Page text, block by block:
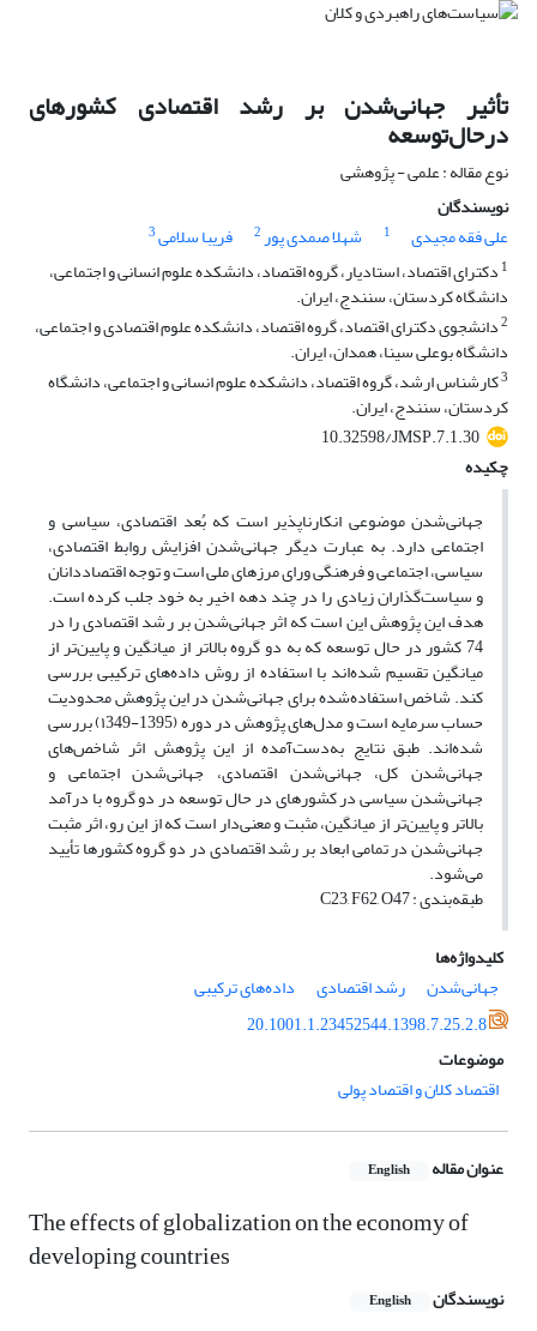
تأثیر جهانی‌شدن بر رشد اقتصادی کشورهای
درحال‌توسعه
نوع مقاله : علمی - پژوهشی
نویسندگان
علی فقه مجیدی
1 شهلا صمدی پور2 فریبا سلامی3
1 دکترای اقتصاد، استادیار، گروه اقتصاد، دانشکده علوم انسانی و اجتماعی،
دانشگاه کردستان، سنندج، ایران.
2دانشجوی دکترای اقتصاد، گروه اقتصاد، دانشکده علوم اقتصادی و اجتماعی،
دانشگاه بوعلی سینا، همدان، ایران.
3کارشناس ارشد، گروه اقتصاد، دانشکده علوم انسانی و اجتماعی، دانشگاه
کردستان، سنندج، ایران.
10.32598/JMSP.7.1.30
چکیده
جهانی‌شدن موضوعی انکارناپذیر است که بُعد اقتصادی، سیاسی و
اجتماعی دارد. به عبارت دیگر جهانی‌شدن افزایش روابط اقتصادی،
سیاسی، اجتماعی و فرهنگی ورای مرزهای ملی است و توجه اقتصاددانان
و سیاست‌گذاران زیادی را در چند دهه اخیر به خود جلب کرده است.
هدف این پژوهش این است که اثر جهانی‌شدن بر رشد اقتصادی را در
74 کشور در حال توسعه که به دو گروه بالاتر از میانگین و پایین‌تر از
میانگین تقسیم شده‌اند با استفاده از روش داده‌های ترکیبی بررسی
کند. شاخص استفاده‌شده برای جهانی‌شدن در این پژوهش محدودیت
حساب سرمایه است و مدل‌های پژوهش در دوره (1395-۱349) بررسی
شده‌اند. طبق نتایج به‌دست‌آمده از این پژوهش اثر شاخص‌های
جهانی‌شدن کل، جهانی‌شدن اقتصادی، جهانی‌شدن اجتماعی و
جهانی‌شدن سیاسی در کشورهای در حال توسعه در دو گروه با درآمد
بالاتر و پایین‌تر از میانگین، مثبت و معنی‌دار است که از این رو، اثر مثبت
جهانی‌شدن در تمامی ابعاد بر رشد اقتصادی در دو گروه کشورها تأیید
می‌شود.
طبقه‌بندی : C23, F62, O47
کلیدواژه‌ها
جهانی‌شدن
رشد اقتصادی
داده‌های ترکیبی
20.1001.1.23452544.1398.7.25.2.8
موضوعات
اقتصاد کلان و اقتصاد پولی
عنوان مقاله English
The effects of globalization on the economy of
developing countries
نویسندگان English